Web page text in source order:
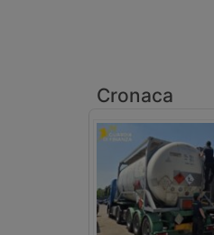
Cronaca